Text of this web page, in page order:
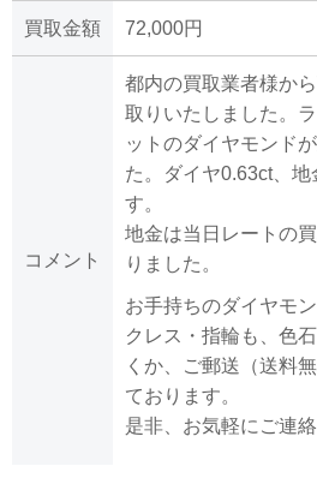
買取金額 72,000円
コメント
都内の買取業者様か
取りいたしました。
ットのダイヤモンド
た。ダイヤ0.63ct、
す。
地金は当日レートの
りました。
お手持ちのダイヤモ
クレス・指輪も、色
くか、ご郵送（送料
ております。
是非、お気軽にご連絡